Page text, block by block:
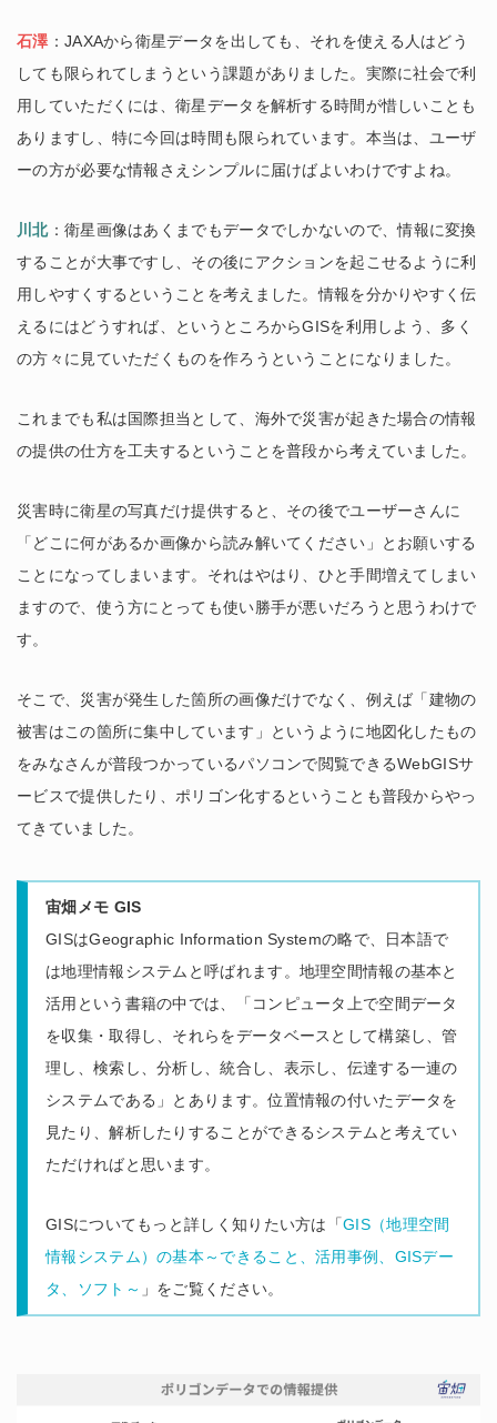
石澤 ：JAXAから衛星データを出しても、それを使える人はどう
しても限られてしまうという課題がありました。実際に社会で利
用していただくには、衛星データを解析する時間が惜しいことも
ありますし、特に今回は時間も限られています。本当は、ユーザ
ーの方が必要な情報さえシンプルに届けばよいわけですよね。
川北：衛星画像はあくまでもデータでしかないので、情報に変換
することが大事ですし、その後にアクションを起こせるように利
用しやすくするということを考えました。情報を分かりやすく伝
えるにはどうすれば、というところからGISを利用しよう、多く
の方々に見ていただくものを作ろうということになりました。
これまでも私は国際担当として、海外で災害が起きた場合の情報
の提供の仕方を工夫するということを普段から考えていました。
災害時に衛星の写真だけ提供すると、その後でユーザーさんに
「どこに何があるか画像から読み解いてください」とお願いする
ことになってしまいます。それはやはり、ひと手間増えてしまい
ますので、使う方にとっても使い勝手が悪いだろうと思うわけで
す。
そこで、災害が発生した箇所の画像だけでなく、例えば「建物の
被害はこの箇所に集中しています」というように地図化したもの
をみなさんが普段つかっているパソコンで閲覧できるWebGISサ
ービスで提供したり、ポリゴン化するということも普段からやっ
てきていました。
宙畑メモ GIS
GISはGeographic Information Systemの略で、日本語で
は地理情報システムと呼ばれます。地理空間情報の基本と
活用という書籍の中では、「コンピュータ上で空間データ
を収集・取得し、それらをデータベースとして構築し、管
理し、検索し、分析し、統合し、表示し、伝達する一連の
システムである」とあります。位置情報の付いたデータを
見たり、解析したりすることができるシステムと考えてい
ただければと思います。
GISについてもっと詳しく知りたい方は「GIS（地理空間
情報システム）の基本～できること、活用事例、GISデー
タ、ソフト～ 」をご覧ください。